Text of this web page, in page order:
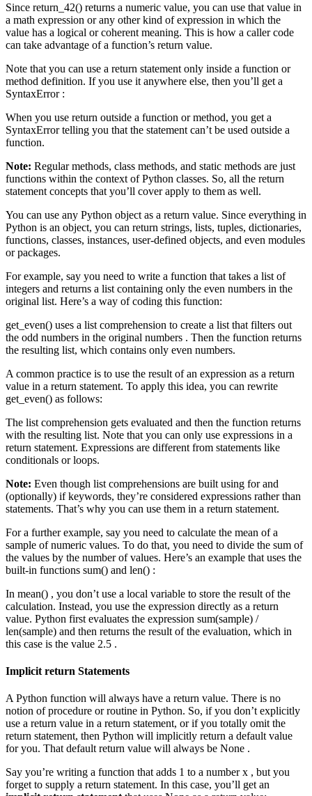
Since return_42() returns a numeric value, you can use that value in
a math expression or any other kind of expression in which the
value has a logical or coherent meaning. This is how a caller code
can take advantage of a function’s return value.
Note that you can use a return statement only inside a function or
method definition. If you use it anywhere else, then you’ll get a
SyntaxError :
When you use return outside a function or method, you get a
SyntaxError telling you that the statement can’t be used outside a
function.
Note: Regular methods, class methods, and static methods are just
functions within the context of Python classes. So, all the return
statement concepts that you’ll cover apply to them as well.
You can use any Python object as a return value. Since everything in
Python is an object, you can return strings, lists, tuples, dictionaries,
functions, classes, instances, user-defined objects, and even modules
or packages.
For example, say you need to write a function that takes a list of
integers and returns a list containing only the even numbers in the
original list. Here’s a way of coding this function:
get_even() uses a list comprehension to create a list that filters out
the odd numbers in the original numbers . Then the function returns
the resulting list, which contains only even numbers.
A common practice is to use the result of an expression as a return
value in a return statement. To apply this idea, you can rewrite
get_even() as follows:
The list comprehension gets evaluated and then the function returns
with the resulting list. Note that you can only use expressions in a
return statement. Expressions are different from statements like
conditionals or loops.
Note: Even though list comprehensions are built using for and
(optionally) if keywords, they’re considered expressions rather than
statements. That’s why you can use them in a return statement.
For a further example, say you need to calculate the mean of a
sample of numeric values. To do that, you need to divide the sum of
the values by the number of values. Here’s an example that uses the
built-in functions sum() and len() :
In mean() , you don’t use a local variable to store the result of the
calculation. Instead, you use the expression directly as a return
value. Python first evaluates the expression sum(sample) /
len(sample) and then returns the result of the evaluation, which in
this case is the value 2.5 .
Implicit return Statements
A Python function will always have a return value. There is no
notion of procedure or routine in Python. So, if you don’t explicitly
use a return value in a return statement, or if you totally omit the
return statement, then Python will implicitly return a default value
for you. That default return value will always be None .
Say you’re writing a function that adds 1 to a number x , but you
forget to supply a return statement. In this case, you’ll get an